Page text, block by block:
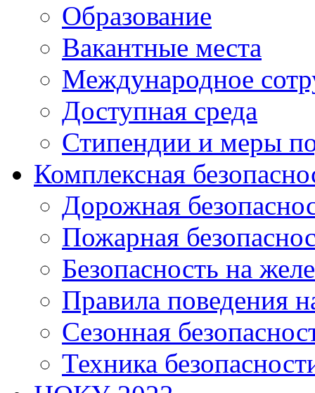
Образование
Вакантные места
Международное
Доступная среда
Стипендии и меры
Комплексная
Дорожная
Пожарная
Безопасность на
Правила поведения
Сезонная
Техника